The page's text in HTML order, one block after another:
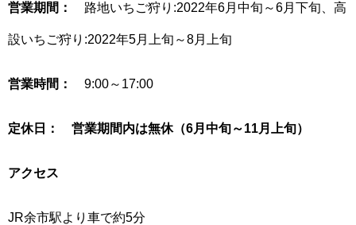
営業期間： 路地いちご狩り:2022年6月中旬～6月下旬、高
設いちご狩り:2022年5月上旬～8月上旬
営業時間： 9:00～17:00
定休日： 営業期間内は無休（6月中旬～11月上旬）
アクセス
JR余市駅より車で約5分